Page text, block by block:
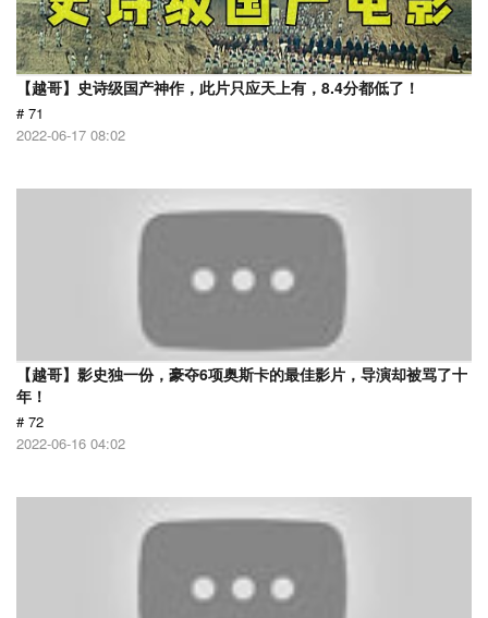
【越哥】史诗级国产神作，此片只应天上有，8.4分都低了！
# 71
2022-06-17 08:02
【越哥】影史独一份，豪夺6项奥斯卡的最佳影片，导演却被骂了十
年！
# 72
2022-06-16 04:02